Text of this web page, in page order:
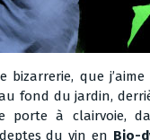
bizarrerie, que
fond du jardin,
porte à clairvoie,
du vin en Bio-